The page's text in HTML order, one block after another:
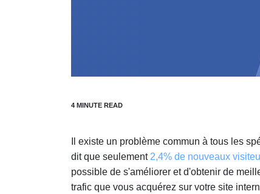
Il existe un problème commun à tous les
dit que seulement 2,4% de nouveaux
possible de s'améliorer et d'obtenir de
trafic que vous acquérez sur votre site